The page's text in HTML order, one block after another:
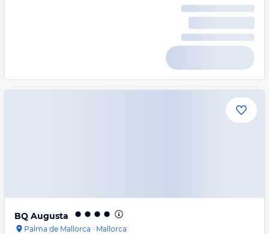
BQ Augusta
Palma de Mallorca · Mallorca